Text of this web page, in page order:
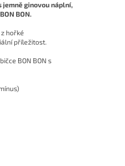
ginovou náplní,
BON.
hořké
příležitost.
BON BON s